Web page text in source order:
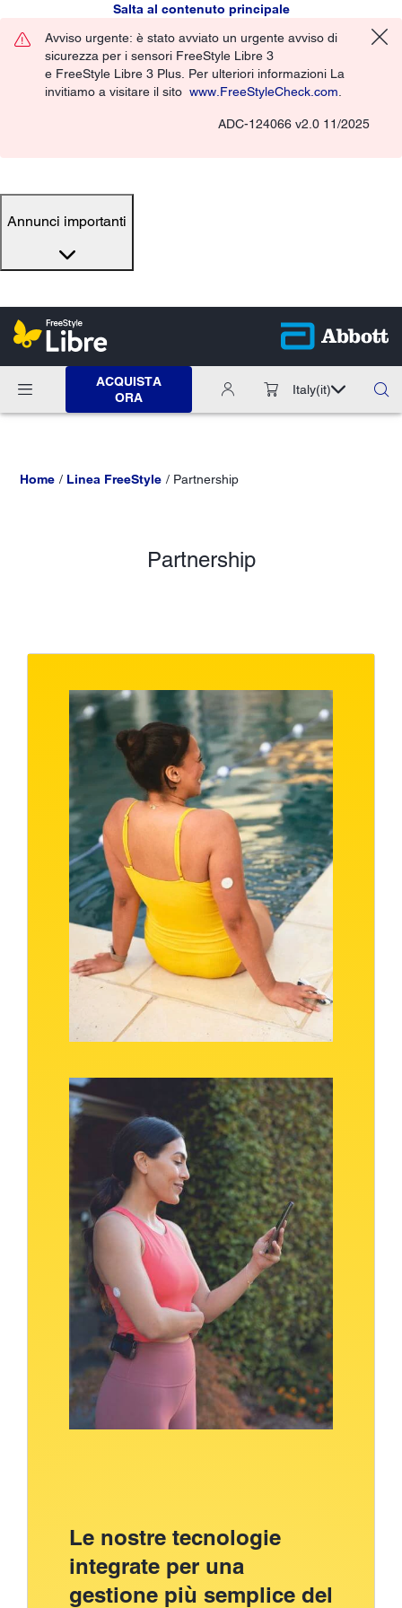
Salta al contenuto principale
Avviso urgente: è stato avviato un urgente avviso di
sicurezza per i sensori FreeStyle Libre 3
e FreeStyle Libre 3 Plus. Per ulteriori informazioni La
invitiamo a visitare il sito www.FreeStyleCheck.com
ADC-124066 v2.0 11/2025
Annunci importanti
ACQUISTA
ORA
Italy(it)
Home Linea FreeStyle Partnership
Partnership
Le nostre tecnologie
integrate per una
gestione più semplice del